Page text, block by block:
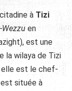
à Tizi
Wezzu en
est une
la wilaya de Tizi
elle est le chef-
est située à